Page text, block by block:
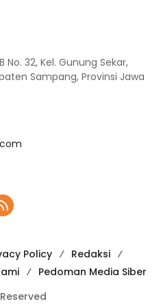
No. 32, Kel. Gunung Sekar,
Sampang, Provinsi Jawa
Policy
Redaksi
Pedoman Media Siber